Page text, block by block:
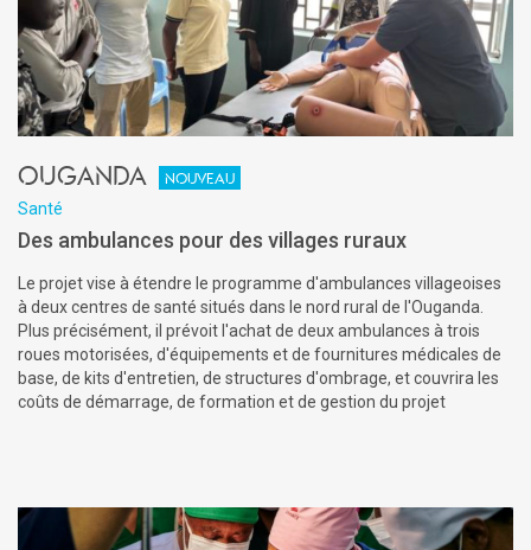
Ouganda Nouveau
Santé
Des ambulances pour des villages ruraux
Le projet vise à étendre le programme d'ambulances villageoises
à deux centres de santé situés dans le nord rural de l'Ouganda.
Plus précisément, il prévoit l'achat de deux ambulances à trois
roues motorisées, d'équipements et de fournitures médicales de
base, de kits d'entretien, de structures d'ombrage, et couvrira les
coûts de démarrage, de formation et de gestion du projet